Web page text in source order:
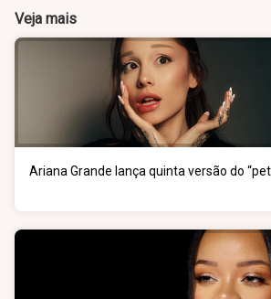
Veja mais
Ariana Grande lança quinta versão do